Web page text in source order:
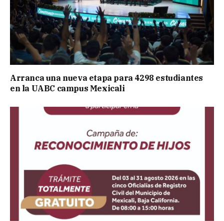
Arranca una nueva etapa para 4298 estudiantes
en la UABC campus Mexicali